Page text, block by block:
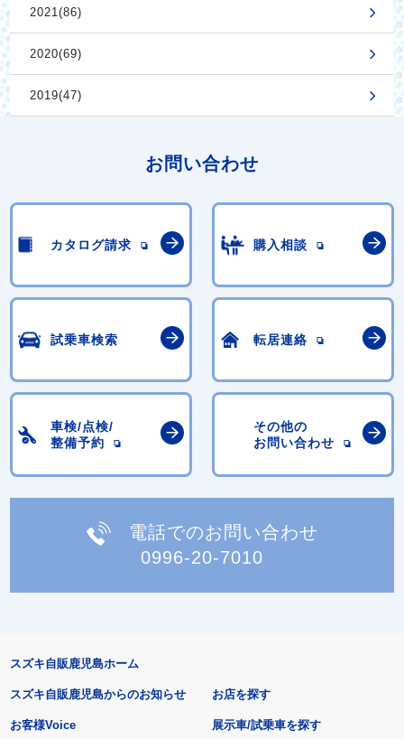
2021(86)
2020(69)
2019(47)
お問い合わせ
カタログ請求 購入相談
試乗車検索 転居連絡
車検/点検/
整備予約
その他の
お問い合わせ
電話でのお問い合わせ
0996-20-7010
スズキ自販鹿児島ホーム
スズキ自販鹿児島からのお知らせ
お客様Voice
お店を探す
展示車/試乗車を探す